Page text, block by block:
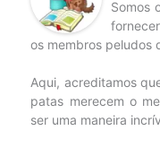
Somos
os membros peludos
Aqui, acreditamos
patas merecem o
ser uma maneira